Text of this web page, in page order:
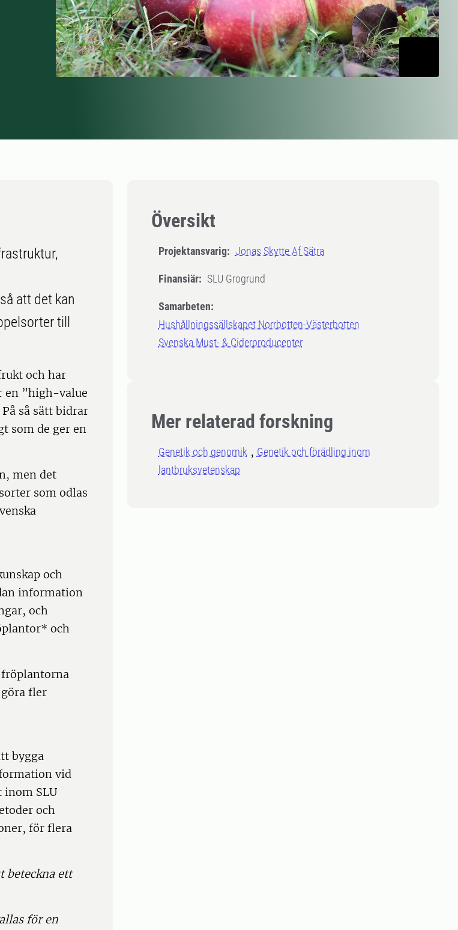
Översikt
Projektansvarig: Jonas Skytte Af Sätra
Finansiär: SLU Grogrund
Samarbeten:
Hushållningssällskapet Norrbotten-Västerbotten
Svenska Must- & Ciderproducenter
Mer relaterad forskning
Genetik och genomik
Genetik och förädling inom
lantbruksvetenskap
att det kan
till
och har
en ”high-value
så sätt bidrar
som de ger en
men det
som odlas
och
information
och
och
fler
bygga
vid
inom SLU
och
för flera
beteckna ett
för en